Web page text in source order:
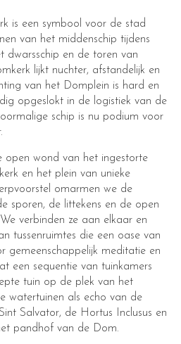
is een symbool voor de stad
van het middenschip tijdens
dwarsschip en de toren van
lijkt nuchter, afstandelijk en
van het Domplein is hard en
opgeslokt in de logistiek van de
schip is nu podium voor
open wond van het ingestorte
en het plein van unieke
omarmen we de
sporen, de littekens en de open
verbinden ze aan elkaar en
tussenruimtes die een oase van
gemeenschappelijk meditatie en
een sequentie van tuinkamers
tuin op de plek van het
watertuinen als echo van de
Salvator, de Hortus Inclusus en
pandhof van de Dom.